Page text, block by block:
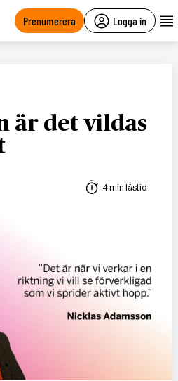
Prenumerera Logga in
är det vildas
4 min lästid